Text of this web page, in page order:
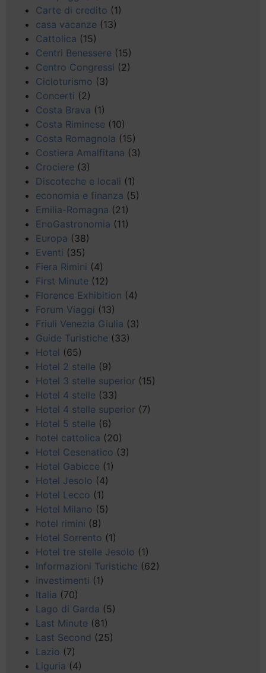
Carte di credito (1)
casa vacanze (13)
Cattolica (15)
Centri Benessere (15)
Centro Congressi (2)
Cicloturismo (3)
Concerti (2)
Costa Brava (1)
Costa Riminese (10)
Costa Romagnola (15)
Costiera Amalfitana (3)
Crociere (3)
Discoteche e locali (1)
economia e finanza (5)
Emilia-Romagna (21)
EnoGastronomia (11)
Europa (38)
Eventi (35)
Fiera Rimini (4)
First Minute (12)
Florence Exhibition (4)
Forum Viaggi (13)
Friuli Venezia Giulia (3)
Guide Turistiche (33)
Hotel (65)
Hotel 2 stelle (9)
Hotel 3 stelle superior (15)
Hotel 4 stelle (33)
Hotel 4 stelle superior (7)
Hotel 5 stelle (6)
hotel cattolica (20)
Hotel Cesenatico (3)
Hotel Gabicce (1)
Hotel Jesolo (4)
Hotel Lecco (1)
Hotel Milano (5)
hotel rimini (8)
Hotel Sorrento (1)
Hotel tre stelle Jesolo (1)
Informazioni Turistiche (62)
investimenti (1)
Italia (70)
Lago di Garda (5)
Last Minute (81)
Last Second (25)
Lazio (7)
Liguria (4)